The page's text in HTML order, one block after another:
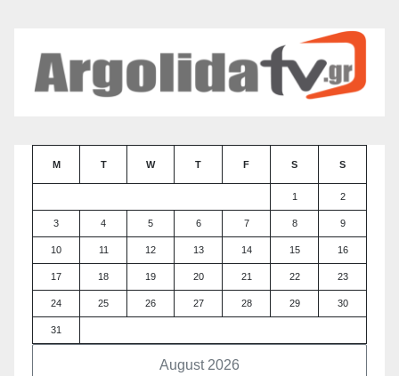
August 2026
M T W T F S S
1 2
3 4 5 6 7 8 9
10 11 12 13 14 15 16
17 18 19 20 21 22 23
24 25 26 27 28 29 30
31